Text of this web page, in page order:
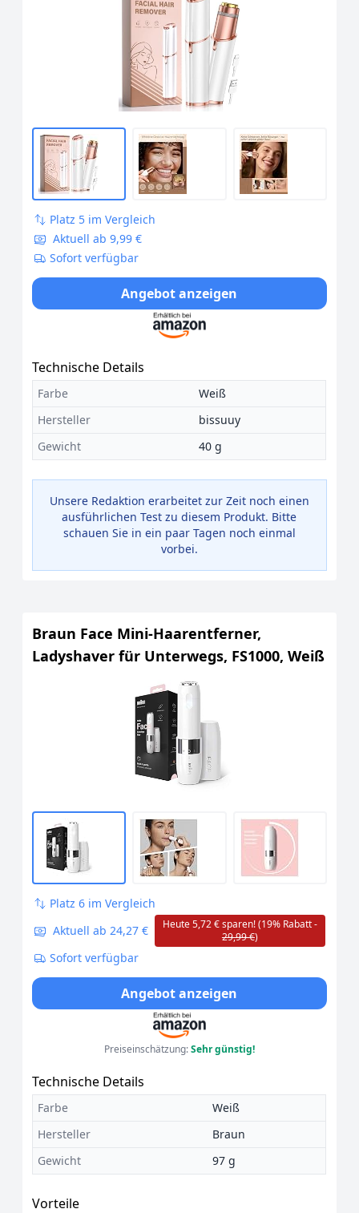
Gesicht - Gesichtsrasierer Damen für
Schnelle und Sanfte Rasur, Oberlippe,
Kinn und Wangen
Platz 5 im Vergleich
Aktuell ab 9,99 €
Sofort verfügbar
Angebot anzeigen
Technische Details
Farbe
Weiß
Hersteller
bissuuy
Gewicht
40 g
Unsere Redaktion erarbeitet zur Zeit noch einen
ausführlichen Test zu diesem Produkt. Bitte
schauen Sie in ein paar Tagen noch einmal
vorbei.
Braun Face Mini-Haarentferner,
Ladyshaver für Unterwegs, FS1000, Weiß
Platz 6 im Vergleich
Aktuell ab 24,27 €
Heute 5,72 € sparen! (19% Rabatt -
29,99 €)
Sofort verfügbar
Angebot anzeigen
Preiseinschätzung:Sehr günstig!
Technische Details
Farbe
Weiß
Hersteller
Braun
Gewicht
97 g
Vorteile